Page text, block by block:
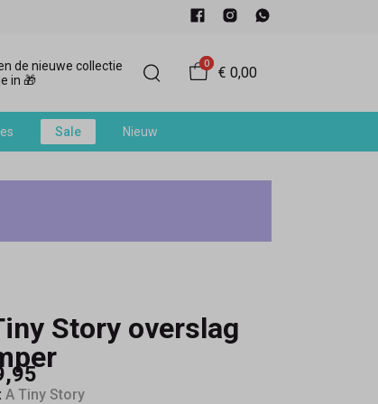
de nieuwe collectie
in 🎁
0
€ 0,00
Sale Nieuw
Story overslag
A Tiny Story